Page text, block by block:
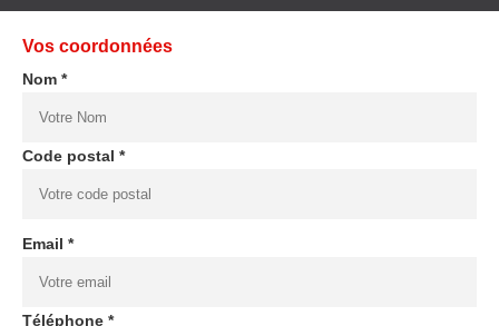
Vos coordonnées
Nom *
Code postal *
Email *
Téléphone *